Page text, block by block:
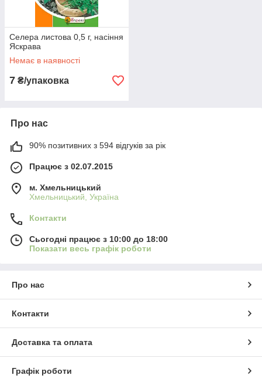
Селера листова 0,5 г, насіння
Яскрава
Немає в наявності
7 ₴/упаковка
Про нас
90% позитивних з 594 відгуків за рік
Працює з 02.07.2015
м. Хмельницький
Хмельницький, Україна
Контакти
Сьогодні працює з 10:00 до 18:00
Показати весь графік роботи
Про нас
Контакти
Доставка та оплата
Графік роботи